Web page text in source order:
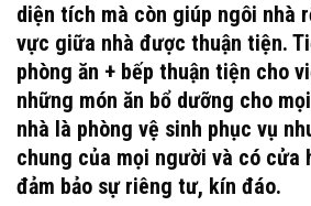
diện tích mà còn giúp ngôi nhà
vực giữa nhà được thuận tiện.
phòng ăn + bếp thuận tiện cho
những món ăn bổ dưỡng cho
nhà là phòng vệ sinh phục vụ
chung của mọi người và có cửa
đảm bảo sự riêng tư, kín đáo.